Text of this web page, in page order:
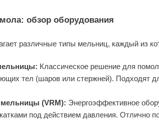
обзор оборудования
различные типы мельниц, каждый из
Классическое решение для
тел (шаров или стержней). Подходят
(VRM): Энергоэффективное
под действием давления. Отлично